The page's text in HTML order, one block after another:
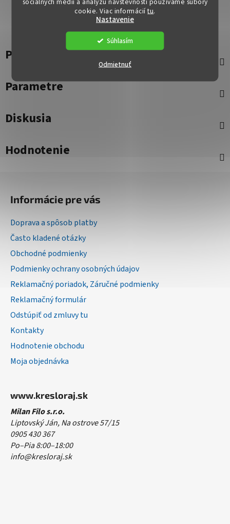
cookie. Viac informáciítu.
Nastavenie
Odmietnuť
Súhlasím
Popis
Parametre
Diskusia
Hodnotenie
Informácie pre vás
Doprava a spôsob platby
Často kladené otázky
Obchodné podmienky
Podmienky ochrany osobných údajov
Reklamačný poriadok, Záručné podmienky
Reklamačný formulár
Odstúpiť od zmluvy tu
Kontakty
Hodnotenie obchodu
Moja objednávka
www.kresloraj.sk
Milan Filo s.r.o.
Liptovský Ján, Na ostrove 57/15
0905 430 367
Po–Pia 8:00–18:00
info@kresloraj.sk